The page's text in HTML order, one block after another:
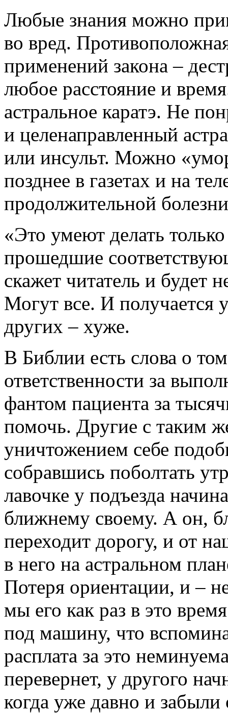
Любые знания можно
во вред.
применений закона –
любое расстояние и
астральное каратэ. Не
и целенаправленный
или инсульт. Можно
позднее в газетах и на
продолжительной
«Это умеют делать
прошедшие
скажет читатель и будет
Могут все. И получается
других – хуже.
В Библии есть слова о
ответственности за
фантом пациента за
помочь. Другие с таким
уничтожением себе
собравшись поболтать
лавочке у подъезда
ближнему своему. А он,
переходит дорогу, и от
в него на астральном
Потеря ориентации, и –
мы его как раз в это
под машину, что
расплата за это
перевернет, у другого
когда уже давно и забыли